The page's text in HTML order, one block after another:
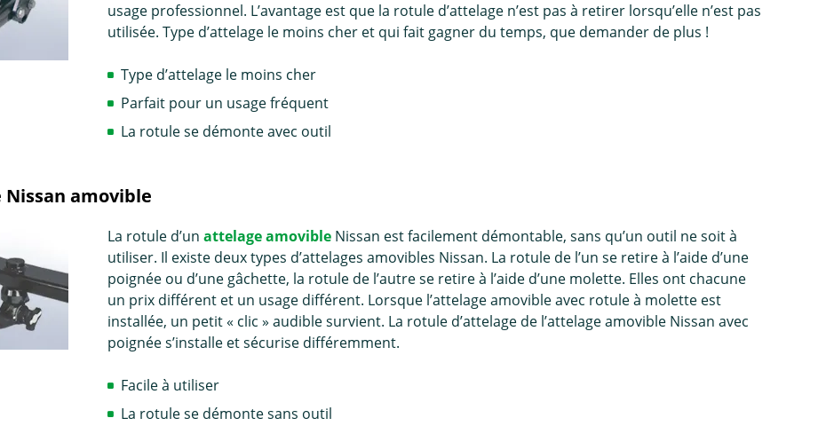
usage professionnel. L’avantage est que la rotule d’attelage n’est pas à retirer lorsqu’elle n’est pas
utilisée. Type d’attelage le moins cher et qui fait gagner du temps, que demander de plus !
Type d’attelage le moins cher
Parfait pour un usage fréquent
La rotule se démonte avec outil
amovible
La rotule d’unattelage amovible Nissan est facilement démontable, sans qu’un outil ne soit à
utiliser. Il existe deux types d’attelages amovibles Nissan. La rotule de l’un se retire à l’aide d’une
poignée ou d’une gâchette, la rotule de l’autre se retire à l’aide d’une molette. Elles ont chacune
un prix différent et un usage différent. Lorsque l’attelage amovible avec rotule à molette est
installée, un petit « clic » audible survient. La rotule d’attelage de l’attelage amovible Nissan avec
poignée s’installe et sécurise différemment.
Facile à utiliser
La rotule se démonte sans outil